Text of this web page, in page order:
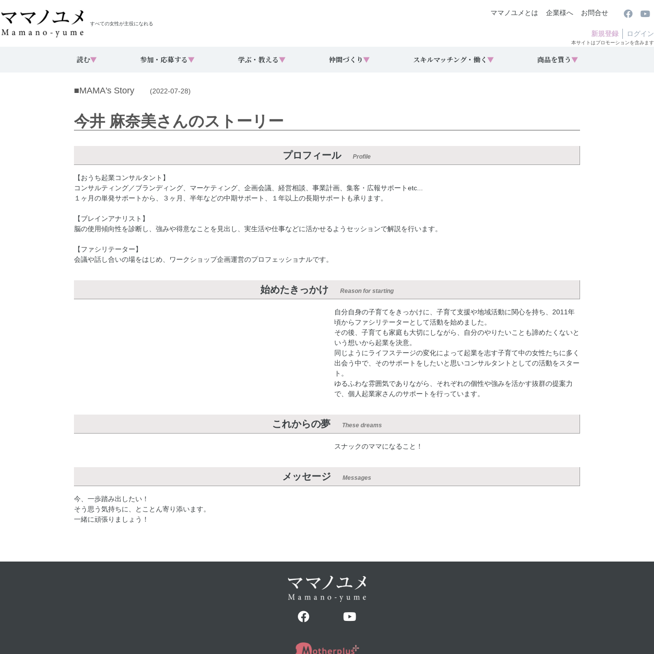
すべての女性が主役になれる
ママノユメとは 企業様へ お問合せ
新規登録 ログイン
本サイトはプロモーションを含みます
読む▼ 参加・応募する▼ 学ぶ・教える▼ 仲間づくり ▼ スキルマッチング・働く ▼ 商品を買う ▼
■MAMA's Story (2022-07-28)
今井 麻奈美さんのストーリー
プロフィール Profile
【おうち起業コンサルタント】
コンサルティング／ブランディング、マーケティング、企画会議、経営相談、事業計画、集客・広報サポートetc...
１ヶ月の単発サポートから、３ヶ月、半年などの中期サポート、１年以上の長期サポートも承ります。
【ブレインアナリスト】
脳の使用傾向性を診断し、強みや得意なことを見出し、実生活や仕事などに活かせるようセッションで解説を行います。
【ファシリテーター】
会議や話し合いの場をはじめ、ワークショップ企画運営のプロフェッショナルです。
始めたきっかけ Reason for starting
自分自身の子育てをきっかけに、子育て支援や地域活動に関心を持ち、2011年
頃からファシリテーターとして活動を始めました。
その後、子育ても家庭も大切にしながら、自分のやりたいことも諦めたくないと
いう想いから起業を決意。
同じようにライフステージの変化によって起業を志す子育て中の女性たちに多く
出会う中で、そのサポートをしたいと思いコンサルタントとしての活動をスター
ト。
ゆるふわな雰囲気でありながら、それぞれの個性や強みを活かす抜群の提案力
で、個人起業家さんのサポートを行っています。
これからの夢 These dreams
スナックのママになること！
メッセージ Messages
今、一歩踏み出したい！
そう思う気持ちに、とことん寄り添います。
一緒に頑張りましょう！